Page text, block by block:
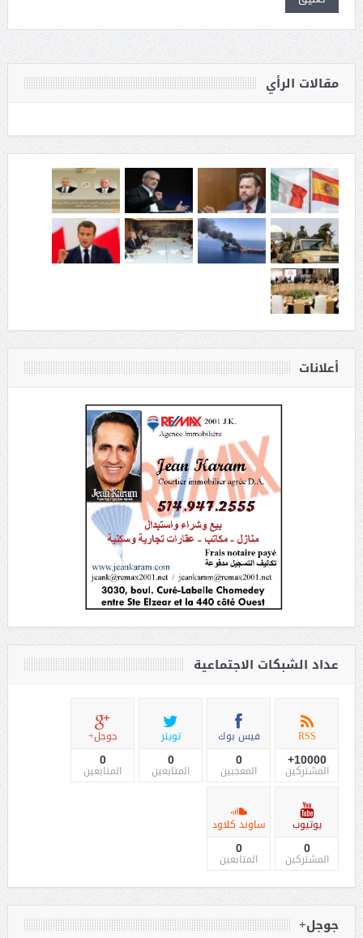
مقالات الرأي
أعلانات
عداد الشبكات الاجتماعية
RSS
10000+
المشتركين
فيس بوك
0
المعجبين
تويتر
0
المتابعين
جوجل+
0
المتابعين
يوتيوب
0
المشتركين
ساوند كلاود
0
المتابعين
جوجل+